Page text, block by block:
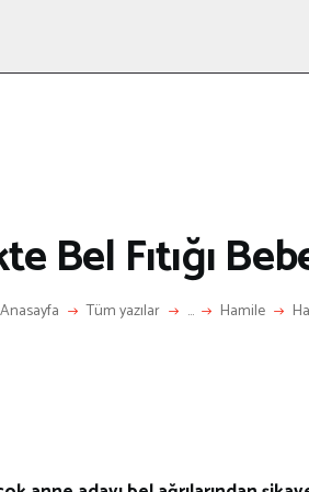
Bel Fıtığı
Anasayfa Tüm yazılar ... Hamile